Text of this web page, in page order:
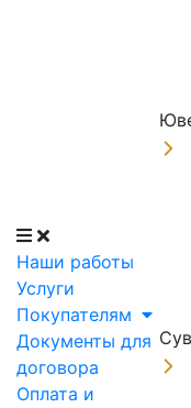
Наши работы
Услуги
Покупателям
Документы для
договора
Оплата и